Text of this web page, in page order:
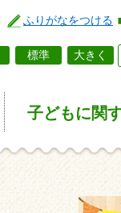
ふりがなをつける
標準 大きく
子どもに関